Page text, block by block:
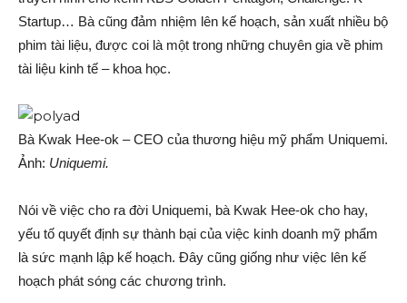
Startup… Bà cũng đảm nhiệm lên kế hoạch, sản xuất nhiều bộ
phim tài liệu, được coi là một trong những chuyên gia về phim
tài liệu kinh tế – khoa học.
Bà Kwak Hee-ok – CEO của thương hiệu mỹ phẩm Uniquemi.
Ảnh: Uniquemi.
Nói về việc cho ra đời Uniquemi, bà Kwak Hee-ok cho hay,
yếu tố quyết định sự thành bại của việc kinh doanh mỹ phẩm
là sức mạnh lập kế hoạch. Đây cũng giống như việc lên kế
hoạch phát sóng các chương trình.